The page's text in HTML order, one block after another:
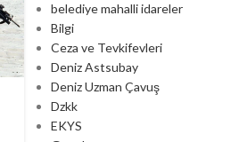
belediye mahalli idareler
Bilgi
Ceza ve Tevkifevleri
Deniz Astsubay
Deniz Uzman Çavuş
Dzkk
EKYS